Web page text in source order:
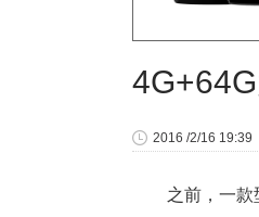
2016 /2/16 19:39
之前，一款